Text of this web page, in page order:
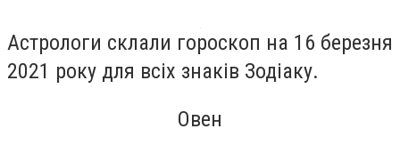
Астрологи склали гороскоп на 16 березня
2021 року для всіх знаків Зодіаку.
Овен